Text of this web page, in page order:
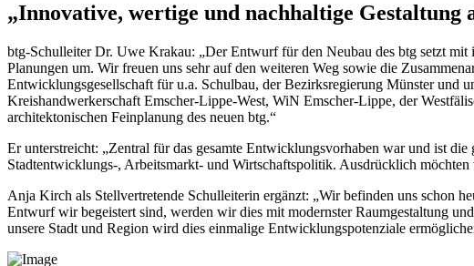
„Innovative, wertige und nachhaltige Gestaltung
btg-Schulleiter Dr. Uwe Krakau: „Der Entwurf für den Neubau des btg setzt
Planungen um. Wir freuen uns sehr auf den weiteren Weg sowie die
Entwicklungsgesellschaft für u.a. Schulbau, der Bezirksregierung Münster und
Kreishandwerkerschaft Emscher-Lippe-West, WiN Emscher-Lippe, der
architektonischen Feinplanung des neuen btg.“
Er unterstreicht: „Zentral für das gesamte Entwicklungsvorhaben war und ist
Stadtentwicklungs-, Arbeitsmarkt- und Wirtschaftspolitik. Ausdrücklich möchten
Anja Kirch als Stellvertretende Schulleiterin ergänzt: „Wir befinden uns schon
Entwurf wir begeistert sind, werden wir dies mit modernster Raumgestaltung
unsere Stadt und Region wird dies einmalige Entwicklungspotenziale